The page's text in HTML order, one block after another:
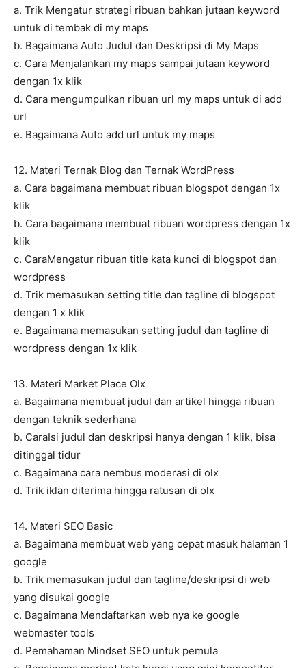
a. Trik Mengatur strategi ribuan bahkan jutaan keyword
untuk di tembak di my maps
b. Bagaimana Auto Judul dan Deskripsi di My Maps
c. Cara Menjalankan my maps sampai jutaan keyword
dengan 1x klik
d. Cara mengumpulkan ribuan url my maps untuk di add
url
e. Bagaimana Auto add url untuk my maps
12. Materi Ternak Blog dan Ternak WordPress
a. Cara bagaimana membuat ribuan blogspot dengan 1x
klik
b. Cara bagaimana membuat ribuan wordpress dengan 1x
klik
c. CaraMengatur ribuan title kata kunci di blogspot dan
wordpress
d. Trik memasukan setting title dan tagline di blogspot
dengan 1 x klik
e. Bagaimana memasukan setting judul dan tagline di
wordpress dengan 1x klik
13. Materi Market Place Olx
a. Bagaimana membuat judul dan artikel hingga ribuan
dengan teknik sederhana
b. CaraIsi judul dan deskripsi hanya dengan 1 klik, bisa
ditinggal tidur
c. Bagaimana cara nembus moderasi di olx
d. Trik iklan diterima hingga ratusan di olx
14. Materi SEO Basic
a. Bagaimana membuat web yang cepat masuk halaman 1
google
b. Trik memasukan judul dan tagline/deskripsi di web
yang disukai google
c. Bagaimana Mendaftarkan web nya ke google
webmaster tools
d. Pemahaman Mindset SEO untuk pemula